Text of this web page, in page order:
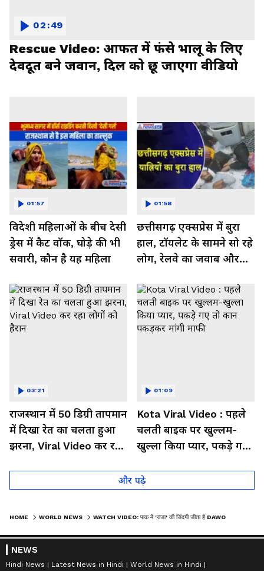
Rescue Video: आफत में फंसे भालू के लिए
देवदूत बने जवान, दिल को छू जाएगा वीडियो
02:49
विदेशी महिलाओं के बीच देसी
ड्रेस में कैट वॉक, घोड़े की भी
सवारी, कौन है यह महिला
01:57
छत्तीसगढ़ एक्सप्रेस में बुरा
हाल, टॉयलेट के सामने सो रहे
लोग, रेलवे का जवाब और
Video
01:58
राजस्थान में 50 डिग्री तापमान
में दिखा रेत का चलता हुआ
झरना, Viral Video कर रहा
03:21
Kota Viral Video : पहले
चलती बाइक पर खुल्लम-
खुल्ला किया प्यार, पकड़े गए
01:09
और पढ़े
HOME WORLD NEWS
NEWS
Hindi News Latest News in Hindi
World News in Hindi